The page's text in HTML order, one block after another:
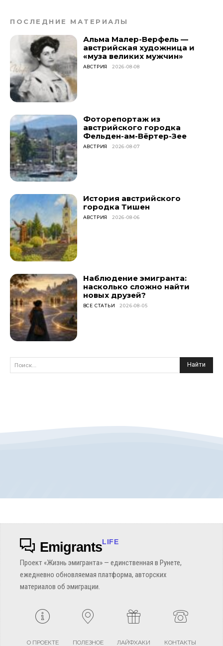
ПОСЛЕДНИЕ МАТЕРИАЛЫ
Альма Малер-Верфель —
австрийская художница и
«муза великих мужчин»
АВСТРИЯ 2026-08-08
Фоторепортаж из
австрийского городка
Фельден-ам-Вёртер-Зее
АВСТРИЯ 2026-08-07
История австрийского
городка Тишен
АВСТРИЯ 2026-08-06
Наблюдение эмигранта:
насколько сложно найти
новых друзей?
ВСЕ СТАТЬИ 2026-08-05
Поиск... Найти
EmigrantsLIFE
Проект «Жизнь эмигранта» — единственная в Рунете,
ежедневно обновляемая платформа, авторских
материалов об эмиграции.
О ПРОЕКТЕ ПОЛЕЗНОЕ ЛАЙФХАКИ КОНТАКТЫ